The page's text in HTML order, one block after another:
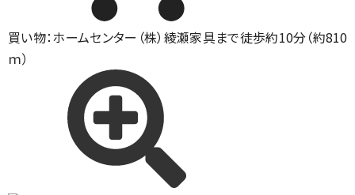
買い物：ホームセンター （株）綾瀬家具まで徒歩約10分（約810
ｍ）